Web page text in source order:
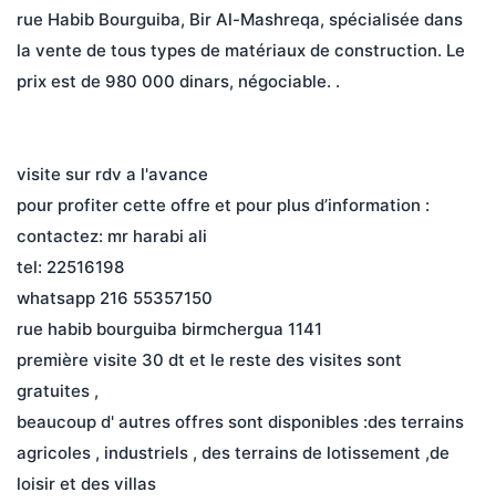
rue Habib Bourguiba, Bir Al-Mashreqa, spécialisée dans
la vente de tous types de matériaux de construction. Le
prix est de 980 000 dinars, négociable. .
visite sur rdv a l'avance
pour profiter cette offre et pour plus d’information :
contactez: mr harabi ali
tel: 22516198
whatsapp 216 55357150
rue habib bourguiba birmchergua 1141
première visite 30 dt et le reste des visites sont
gratuites ,
beaucoup d' autres offres sont disponibles :des terrains
agricoles , industriels , des terrains de lotissement ,de
loisir et des villas